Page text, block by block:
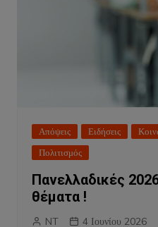
Απόψεις Ειδήσεις
Πολιτισμός
Πανελλαδικές
θέματα !
NT 4 Ιουνίου 2026